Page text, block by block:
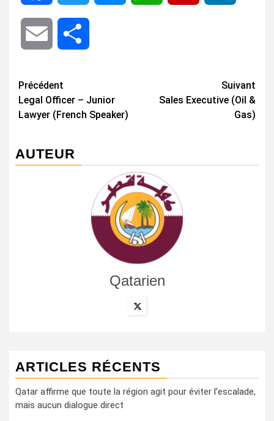
Email
Navigation
d’article
Précédent
Legal Officer – Junior
Lawyer (French Speaker)
Suivant
Sales Executive (Oil &
Gas)
AUTEUR
Qatarien
ARTICLES RÉCENTS
Qatar affirme que toute la région agit pour éviter l’escalade,
mais aucun dialogue direct